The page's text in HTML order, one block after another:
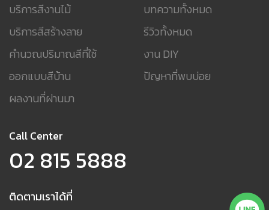
บริการสีงานไม้
บริการสีสร้างลาย
คำนวณปริมาณสีที่ใช้
ออกแบบสีบ้าน
ผลงานที่ผ่านมา
บทความทั้งหมด
รีวิวทั้งหมด
งาน DIY
ปัญหาที่พบบ่อย
Call Center
02 815 5888
ติดตามเราได้ที่